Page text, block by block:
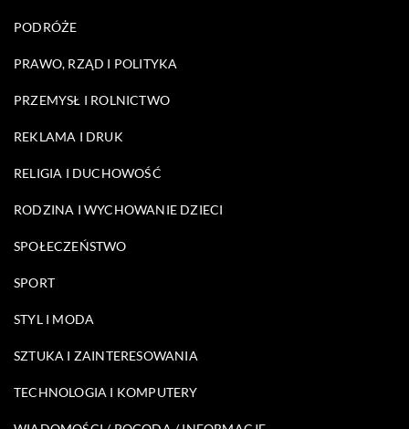
PODRÓŻE
PRAWO, RZĄD I POLITYKA
PRZEMYSŁ I ROLNICTWO
REKLAMA I DRUK
RELIGIA I DUCHOWOŚĆ
RODZINA I WYCHOWANIE DZIECI
SPOŁECZEŃSTWO
SPORT
STYL I MODA
SZTUKA I ZAINTERESOWANIA
TECHNOLOGIA I KOMPUTERY